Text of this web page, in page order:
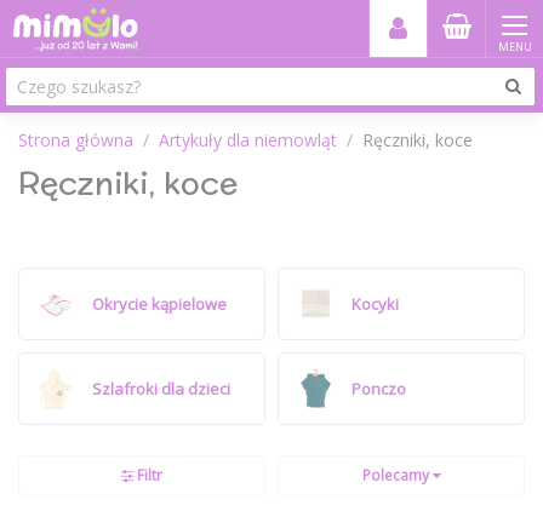
MENU
Strona główna Artykuły dla niemowląt Ręczniki, koce
Ręczniki, koce
Okrycie kąpielowe Kocyki
Szlafroki dla dzieci Ponczo
Filtr Polecamy